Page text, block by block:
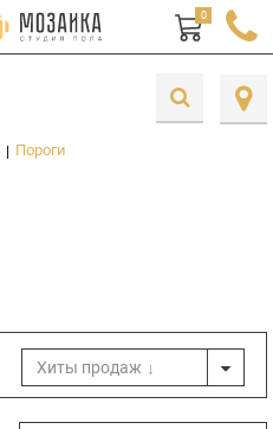
0
| Пороги
Хиты продаж